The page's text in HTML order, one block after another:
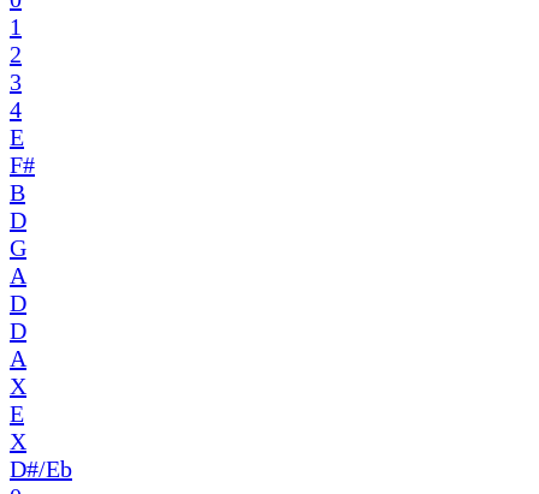
1
2
3
4
E
F#
B
D
G
A
D
D
A
X
E
X
D#/Eb